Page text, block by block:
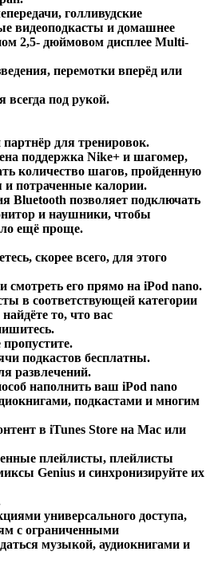
голливудские
видеоподкасты и домашнее
2,5- дюймовом дисплее Multi-
перемотки вперёд или
всегда под рукой.
для тренировок.
поддержка Nike+ и шагомер,
количество шагов, пройденную
потраченные калории.
Bluetooth позволяет подключать
и наушники, чтобы
ещё проще.
скорее всего, для этого
его прямо на iPod nano.
в соответствующей категории
то, что вас
подкастов бесплатны.
развлечений.
наполнить ваш iPod nano
подкастами и многим
в iTunes Store на Mac или
плейлисты, плейлисты
Genius и синхронизируйте их
универсального доступа,
с ограниченными
музыкой, аудиокнигами и